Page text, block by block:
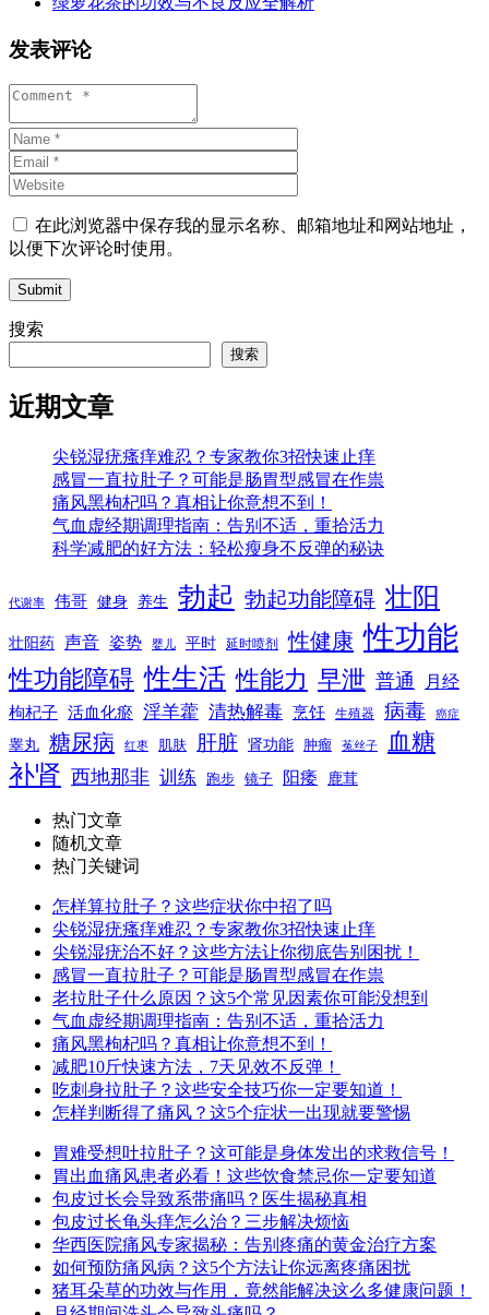
发表评论
在此浏览器中保存我的显示名称、邮箱地址和网站地址，
以便下次评论时使用。
Submit
搜索
搜索
近期文章
尖锐湿疣瘙痒难忍？专家教你3招快速止痒
感冒一直拉肚子？可能是肠胃型感冒在作祟
痛风黑枸杞吗？真相让你意想不到！
气血虚经期调理指南：告别不适，重拾活力
科学减肥的好方法：轻松瘦身不反弹的秘诀
代谢率 伟哥 健身 养生 勃起 勃起功能障碍 壮阳
壮阳药 声音 姿势 婴儿 平时 延时喷剂 性健康 性功能
性功能障碍 性生活 性能力 早泄 普通 月经
枸杞子 活血化瘀 淫羊藿 清热解毒 烹饪 生殖器 病毒 癌症
睾丸 糖尿病 红枣 肌肤 肝脏 肾功能 肿瘤 菟丝子 血糖
补肾 西地那非 训练 跑步 镜子 阳痿 鹿茸
热门文章
随机文章
热门关键词
怎样算拉肚子？这些症状你中招了吗
尖锐湿疣瘙痒难忍？专家教你3招快速止痒
尖锐湿疣治不好？这些方法让你彻底告别困扰！
感冒一直拉肚子？可能是肠胃型感冒在作祟
老拉肚子什么原因？这5个常见因素你可能没想到
气血虚经期调理指南：告别不适，重拾活力
痛风黑枸杞吗？真相让你意想不到！
减肥10斤快速方法，7天见效不反弹！
吃刺身拉肚子？这些安全技巧你一定要知道！
怎样判断得了痛风？这5个症状一出现就要警惕
胃难受想吐拉肚子？这可能是身体发出的求救信号！
胃出血痛风患者必看！这些饮食禁忌你一定要知道
包皮过长会导致系带痛吗？医生揭秘真相
包皮过长龟头痒怎么治？三步解决烦恼
华西医院痛风专家揭秘：告别疼痛的黄金治疗方案
如何预防痛风病？这5个方法让你远离疼痛困扰
猪耳朵草的功效与作用，竟然能解决这么多健康问题！